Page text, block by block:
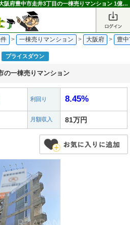
大阪府豊中市の一棟売りマンション｜大阪府豊中市走井3丁目の一棟売りマンション 1億1,500万円 豊中駅｜不動産投資博士
> 一棟売りマンション > 大阪府 > 豊
プライスダウン
の一棟売りマンション
利回り 8.45%
月額収入 81万円